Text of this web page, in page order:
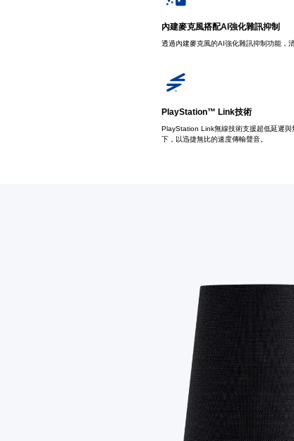
內建麥克風搭配AI強化雜訊抑制
透過內建麥克風的AI強化雜訊抑制功能，
PlayStation™ Link技術
PlayStation Link無線技術支援超低延遲
下，以迅捷無比的速度傳輸聲音。